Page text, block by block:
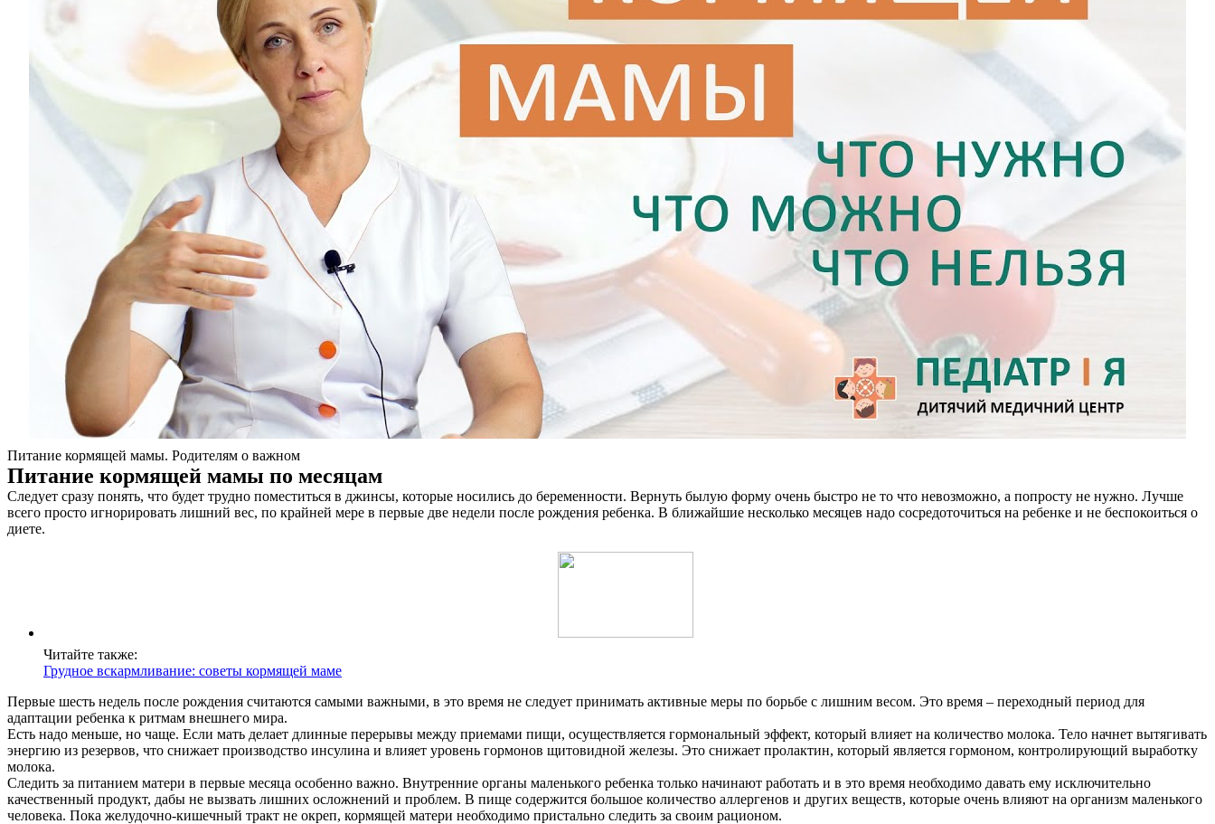
Питание кормящей мамы. Родителям о важном
Питание кормящей мамы по месяцам
Следует сразу понять, что будет трудно поместиться в джинсы, которые носились до беременности. Вернуть былую форму очень быстро не то что невозможно, а попросту не нужно. Лучше
всего просто игнорировать лишний вес, по крайней мере в первые две недели после рождения ребенка. В ближайшие несколько месяцев надо сосредоточиться на ребенке и не беспокоиться о
диете.
Читайте также:
Грудное вскармливание: советы кормящей маме
Первые шесть недель после рождения считаются самыми важными, в это время не следует принимать активные меры по борьбе с лишним весом. Это время – переходный период для
адаптации ребенка к ритмам внешнего мира.
Есть надо меньше, но чаще. Если мать делает длинные перерывы между приемами пищи, осуществляется гормональный эффект, который влияет на количество молока. Тело начнет вытягивать
энергию из резервов, что снижает производство инсулина и влияет уровень гормонов щитовидной железы. Это снижает пролактин, который является гормоном, контролирующий выработку
молока.
Следить за питанием матери в первые месяца особенно важно. Внутренние органы маленького ребенка только начинают работать и в это время необходимо давать ему исключительно
качественный продукт, дабы не вызвать лишних осложнений и проблем. В пище содержится большое количество аллергенов и других веществ, которые очень влияют на организм маленького
человека. Пока желудочно-кишечный тракт не окреп, кормящей матери необходимо пристально следить за своим рационом.